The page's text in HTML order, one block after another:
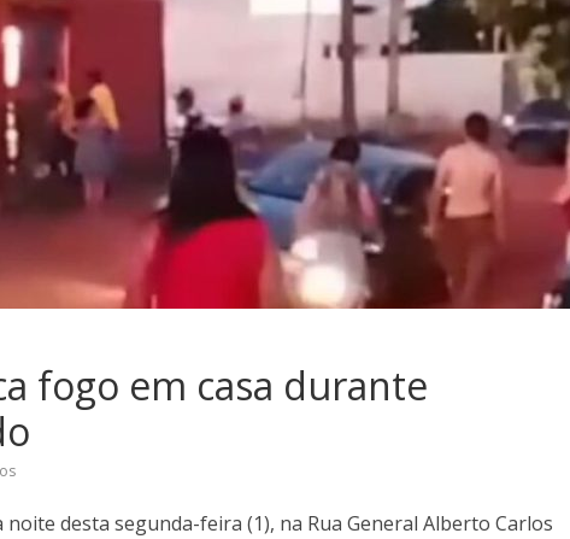
fogo em casa durante
desta segunda-feira (1), na Rua General Alberto Carlos